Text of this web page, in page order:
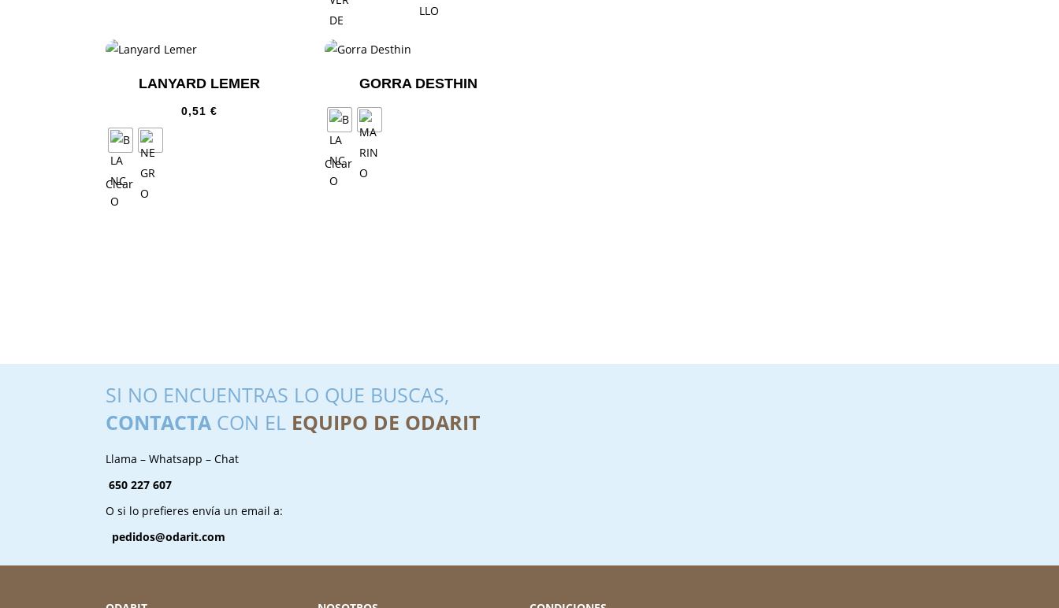
LANYARD LEMER
0,51 €
Clear
GORRA DESTHIN
Clear
SI NO ENCUENTRAS LO QUE BUSCAS,
CONTACTA CON EL EQUIPO DE ODARIT
Llama – Whatsapp – Chat
650 227 607
O si lo prefieres envía un email a:
pedidos@odarit.com